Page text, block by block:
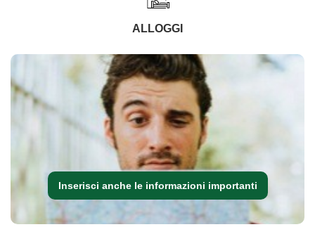
ALLOGGI
Inserisci anche le informazioni importanti